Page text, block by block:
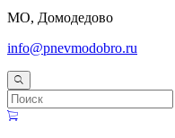
МО, Домодедово
info@pnevmodobro.ru